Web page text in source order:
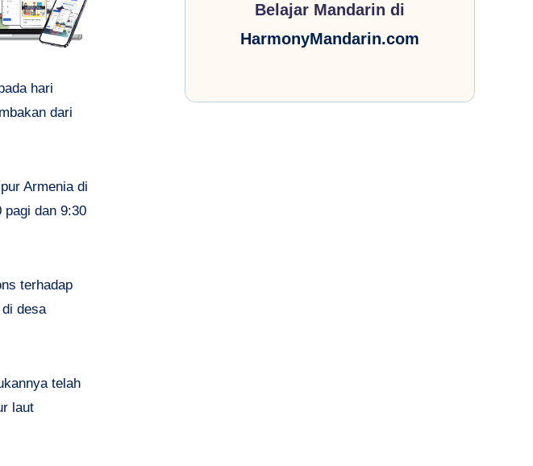
hari
dari
Armenia di
dan 9:30
terhadap
desa
telah
laut
Belajar Mandarin di
HarmonyMandarin.com